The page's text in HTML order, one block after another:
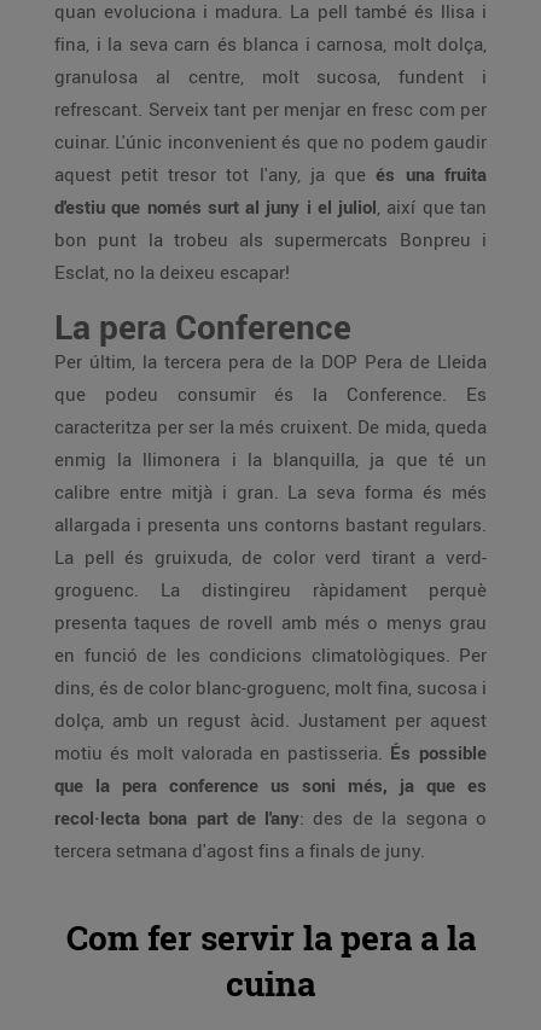
quan evoluciona i madura. La pell també és llisa i
fina, i la seva carn és blanca i carnosa, molt dolça,
granulosa al centre, molt sucosa, fundent i
refrescant. Serveix tant per menjar en fresc com per
cuinar. L'únic inconvenient és que no podem gaudir
aquest petit tresor tot l'any, ja que és una fruita
d'estiu que només surt al juny i el juliol, així que tan
bon punt la trobeu als supermercats Bonpreu i
Esclat, no la deixeu escapar!
La pera Conference
Per últim, la tercera pera de la DOP Pera de Lleida
que podeu consumir és la Conference. Es
caracteritza per ser la més cruixent. De mida, queda
enmig la llimonera i la blanquilla, ja que té un
calibre entre mitjà i gran. La seva forma és més
allargada i presenta uns contorns bastant regulars.
La pell és gruixuda, de color verd tirant a verd-
groguenc. La distingireu ràpidament perquè
presenta taques de rovell amb més o menys grau
en funció de les condicions climatològiques. Per
dins, és de color blanc-groguenc, molt fina, sucosa i
dolça, amb un regust àcid. Justament per aquest
motiu és molt valorada en pastisseria. És possible
que la pera conference us soni més, ja que es
recol·lecta bona part de l'any: des de la segona o
tercera setmana d'agost fins a finals de juny.
Com fer servir la pera a la
cuina